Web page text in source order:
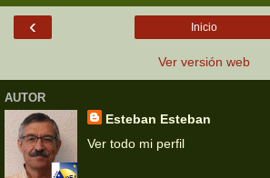
‹ Inicio
Ver versión web
AUTOR
Esteban Esteban
Ver todo mi perfil